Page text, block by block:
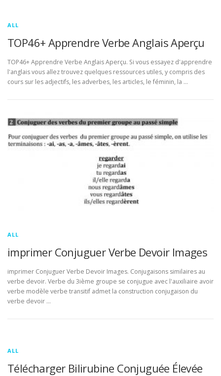
ALL
TOP46+ Apprendre Verbe Anglais Aperçu
TOP46+ Apprendre Verbe Anglais Aperçu. Si vous essayez d'apprendre
l'anglais vous allez trouvez quelques ressources utiles, y compris des
cours sur les adjectifs, les adverbes, les articles, le féminin, la …
ALL
imprimer Conjuguer Verbe Devoir Images
imprimer Conjuguer Verbe Devoir Images. Conjugaisons similaires au
verbe devoir. Verbe du 3ième groupe se conjugue avec l'auxiliaire avoir
verbe modèle verbe transitif admet la construction conjugaison du
verbe devoir …
ALL
Télécharger Bilirubine Conjuguée Élevée